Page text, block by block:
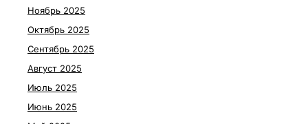
Ноябрь 2025
Октябрь 2025
Сентябрь 2025
Август 2025
Июль 2025
Июнь 2025